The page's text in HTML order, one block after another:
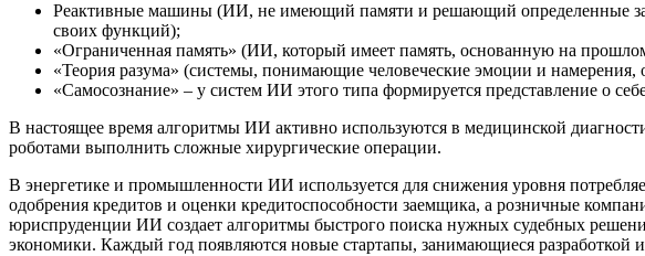
Реактивные машины (ИИ, не имеющий памяти и решающий определенные
своих функций);
«Ограниченная память» (ИИ, который имеет память, основанную на
«Теория разума» (системы, понимающие человеческие эмоции и
«Самосознание» – у систем ИИ этого типа формируется представление о
В настоящее время алгоритмы ИИ активно используются в медицинской
роботами выполнить сложные хирургические операции.
В энергетике и промышленности ИИ используется для снижения уровня
одобрения кредитов и оценки кредитоспособности заемщика, а розничные
юриспруденции ИИ создает алгоритмы быстрого поиска нужных судебных
экономики. Каждый год появляются новые стартапы, занимающиеся